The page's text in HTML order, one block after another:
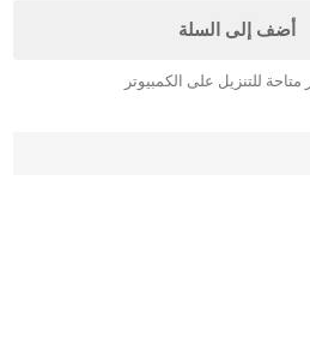
أضف إلى السلة
للتنزيل على الكمبيوتر